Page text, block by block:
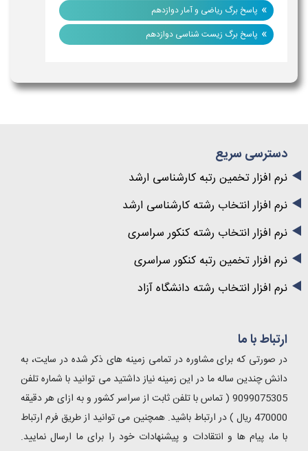
» پاسخ برگ ریاضی و آمار دوازدهم
» پاسخ برگ زیست شناسی دوازدهم
دسترسی سریع
نرم افزار تخمین رتبه کارشناسی ارشد
نرم افزار انتخاب رشته کارشناسی ارشد
نرم افزار انتخاب رشته کنکور سراسری
نرم افزار تخمین رتبه کنکور سراسری
نرم افزار انتخاب رشته دانشگاه آزاد
ارتباط با ما
در صورتی که برای مشاوره در تمامی زمینه های ذکر شده در سایت، به
دانش چندین ساله ما در این زمینه نیاز داشتید می توانید با شماره تلفن
9099075305 ( تماس با تلفن ثابت از سراسر کشور و به ازای هر دقیقه
470000 ریال ) در ارتباط باشید. همچنین می توانید از طریق فرم ارتباط
با ما، پیام ها و انتقادات و پیشنهادات خود را برای ما ارسال نمایید.